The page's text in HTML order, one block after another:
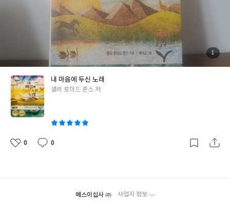
도 있다. 역할에 충실하다보면, 시야가 좁아지기 마련이다. 잘 하려
는 의지는 좋으나, 역할이 자신은 아니다. 역할은 역할일 뿐이다. 물
론 역할이 주는 무게가 있다는 건 부인할 수 없다. 하지만 역할이 주
는 무게는 삶의 무게에 포함된 것뿐이다. 자신을 모르면 역할을 제대
로 수행할 수 없다. 자신을 모르면, 그저 남이 하던 대로 남이 하는대
로 따라하게 될 뿐이다. 같은 선택을 하고, 같은 곳을 향해 가게 될 뿐
이다. 역할은 어디까지나 자신을 알아가기 위한 수단이다. 역할을 수
행하면서 자신이 잘하는 부분, 남들보다 뛰어난 부분을 발견하는 것
이 역할의 '역할'이다. 우리는 살아가면서, 여러 역할을 담당한다.
역할을 수행하는 가운데, 무언가를 결정하고 살아가기 급급한 경우
가 많다. 또한, 다른 사람들이 그렇게 하니까 따라가는 경우도 많다.
고등학생때는 수능을 준비하고 대학교가 가장 큰 목표가 되고, 대학
생 때는 취업을 걱정한다. 취업 후에는 결혼을 생각하고, 결혼 후에
그렇지 못하는 모습을 볼때 현타가 찾아온다. 역할에 충실하기 역시
한 이유는 책의 두께가 어마어마하기 때문이다. 감사의 글부터 있는
내용을 빼도, 무려 573쪽에 달한다. 또한, 과학을 모르는 사람이기
때문에 이해하고 싶은 마음에 천천히 읽어나갔다. 물론 뒷부분(특히
3부부터)에서는 이해하는 것을 사실상 포기하고 읽는 것에 의의를
건이 붙지만 '그렇다'라고 말하고 싶다. 1부에 있는 경험적사실/철
어놓았기 때문이다. 이해하는 데 크게 어려움을 느끼지 않았다. 하지
만 조건은 붙는다. 책이 두껍고 그림은 별로 없고, 글자로 가득하다
보니 막막함은 있다. 그래서 '꾸준히' 읽으면서 정리와 정립을 해나
간다면, 저자의 말처럼 '큰 그림'을 그리는 데 크게 도움이 될 거라
생각한다. 만일, 세부적인 내용까지 이 책에 담겼더라면 아마 1,000
쪽은 훨씬 넘지 않았을까 싶다. 읽으면서 생각해봤던 부분은 각 장
요하게 다루는 경험적 사실과 철학적 개념/개념적 개념 부분을 읽으
이었습니다. 아는 만큼 보인다는 말이 있죠. 그 말처럼 아는 만큼 찬
양할 수 있습니다. 아는 만큼 묵상하고 의식적으로 하나님을 기억할
수 있습니다. 관찰하지 않으면, 혹은 보이지 않으면 그만큼 줄어들
겠지요. 그렇기에 공부함에 있어서 게을리 할 수 없습니다. 그러나
더 중요한 것은 말씀을 묵상하는 일입니다. 말씀없는 묵상은 상상에
불과하니까요. 위조지폐를 식별하는 사람들은 위조지폐를 보지 않
습니다. 오히려 진짜 지폐만을 보고 보고 또 본다고 합니다. 진짜를
제대로 알면 가짜는 바로 티가 나기 때문이죠. 사기꾼들이 처음부터
끝까지 다 거짓말만 있는 게 아닙니다. 일부 조금씩 섞여 있죠. 말하
면서 조금씩 비틀고 말을 바꾸고 중요한 것들을 빼면서 그럴듯하게
말을 하죠. 그래서 속는 사람들이 생기게 되죠. 들을수록 그럴듯해
라세요. "나는 너를 사랑한다!"사탄은 에덴동산에서 하와에게 새빨
만 묵상에 대한 공부도 좋지만, 정말 묵상해보는 것이 중요합니다.
첨
부
사
1
내 마음에 두신 노래
글
샐리 로이드 존스 저
좋
0
댓
0
작
예스이십사 ㈜ 사업자 정보